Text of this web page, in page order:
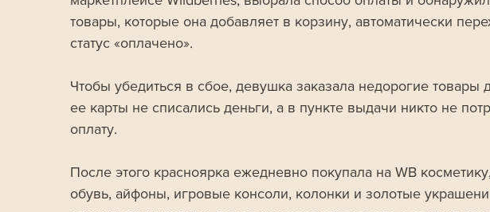
товары, которые она добавляет в корзину, автоматически
статус «оплачено».
Чтобы убедиться в сбое, девушка заказала недорогие товары
ее карты не списались деньги, а в пункте выдачи никто не
оплату.
После этого красноярка ежедневно покупала на WB
обувь, айфоны, игровые консоли, колонки и золотые